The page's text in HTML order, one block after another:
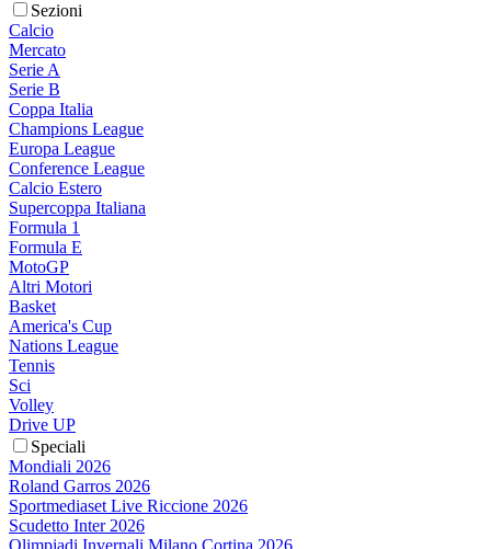
Sezioni
Calcio
Mercato
Serie A
Serie B
Coppa Italia
Champions League
Europa League
Conference League
Calcio Estero
Supercoppa Italiana
Formula 1
Formula E
MotoGP
Altri Motori
Basket
America's Cup
Nations League
Tennis
Sci
Volley
Drive UP
Speciali
Mondiali 2026
Roland Garros 2026
Sportmediaset Live Riccione 2026
Scudetto Inter 2026
Olimpiadi Invernali Milano Cortina 2026